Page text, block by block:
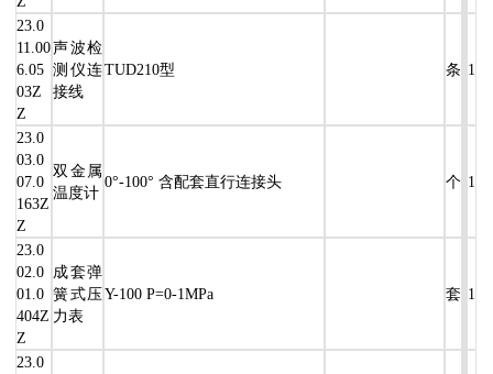
23.0
11.00
6.05
03Z
Z
声波检
测仪连
接线
TUD210型 条 1
23.0
03.0
07.0
163Z
Z
双金属
温度计
0°-100° 含配套直行连接头 个 1
23.0
02.0
01.0
404Z
Z
成套弹
簧式压
力表
Y-100 P=0-1MPa 套 1
23.0